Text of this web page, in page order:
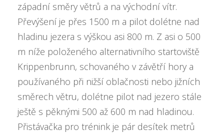
západní směry větrů a na východní vítr.
Převýšení je přes 1500 m a pilot dolétne nad
hladinu jezera s výškou asi 800 m. Z asi o 500
m níže položeného alternativního startoviště
Krippenbrunn, schovaného v závětří hory a
používaného při nižší oblačnosti nebo jižních
směrech větru, dolétne pilot nad jezero stále
ještě s pěknými 500 až 600 m nad hladinou.
Přistávačka pro trénink je pár desítek metrů